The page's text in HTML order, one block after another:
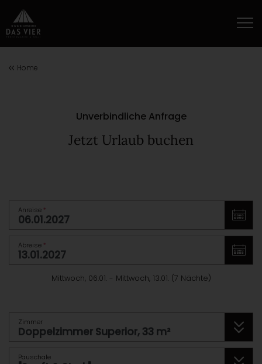
Home
Unverbindliche Anfrage
Jetzt Urlaub buchen
Anreise *
Abreise *
Mittwoch, 06.01. - Mittwoch, 13.01. (7 Nächte)
Zimmer
Pauschale